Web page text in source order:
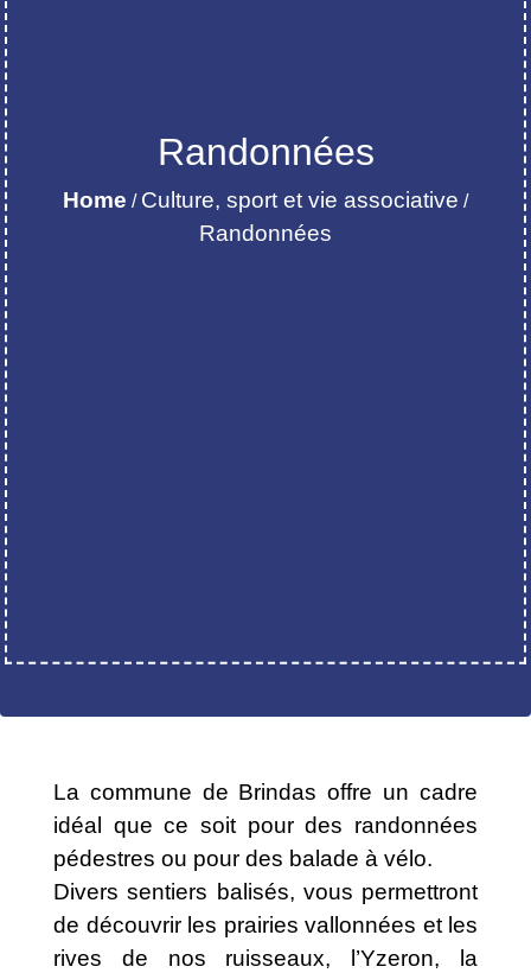
Randonnées
Home / Culture, sport et vie associative /
Randonnées
La commune de Brindas offre un cadre
idéal que ce soit pour des randonnées
pédestres ou pour des balade à vélo.
Divers sentiers balisés, vous permettront
de découvrir les prairies vallonnées et les
rives de nos ruisseaux, l’Yzeron, la